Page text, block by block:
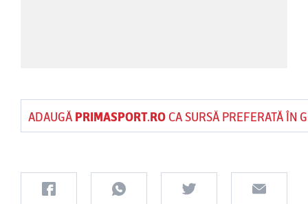
ADAUGĂ PRIMASPORT.ROCA SURSĂ PREFERATĂ ÎN